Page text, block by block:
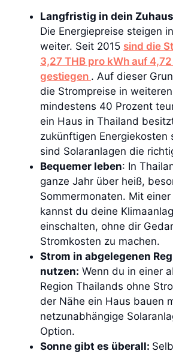
Langfristig in dein
Die Energiepreise steigen
weiter. Seit 2015 sind die
3,27 THB pro kWh auf
gestiegen . Auf dieser
die Strompreise in
mindestens 40 Prozent
ein Haus in Thailand
zukünftigen Energiekosten
sind Solaranlagen die
Bequemer leben: In
ganze Jahr über heiß,
Sommermonaten. Mit
kannst du deine
einschalten, ohne dir
Stromkosten zu machen.
Strom in abgelegenen
nutzen: Wenn du in einer
Region Thailands ohne
der Nähe ein Haus bauen
netzunabhängige
Option.
Sonne gibt es überall: